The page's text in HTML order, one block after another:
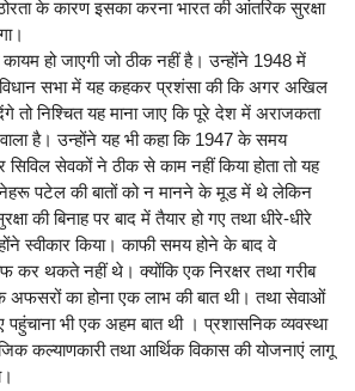
के कारण इसका करना भारत की आंतरिक सुरक्षा
हो जाएगी जो ठीक नहीं है। उन्होंने 1948 में
सभा में यह कहकर प्रशंसा की कि अगर अखिल
तो निश्चित यह माना जाए कि पूरे देश में अराजकता
है। उन्होंने यह भी कहा कि 1947 के समय
सेवकों ने ठीक से काम नहीं किया होता तो यह
पटेल की बातों को न मानने के मूड में थे लेकिन
की बिनाह पर बाद में तैयार हो गए तथा धीरे-धीरे
स्वीकार किया। काफी समय होने के बाद वे
कर थकते नहीं थे। क्योंकि एक निरक्षर तथा गरीब
अफसरों का होना एक लाभ की बात थी। तथा सेवाओं
पहुंचाना भी एक अहम बात थी । प्रशासनिक व्यवस्था
कल्याणकारी तथा आर्थिक विकास की योजनाएं लागू